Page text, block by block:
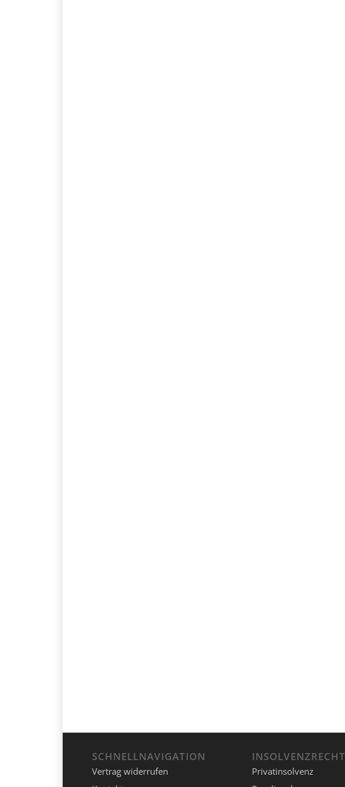
SCHNELLNAVIGATION
Vertrag widerrufen
INSOLVENZRECHT
Privatinsolvenz